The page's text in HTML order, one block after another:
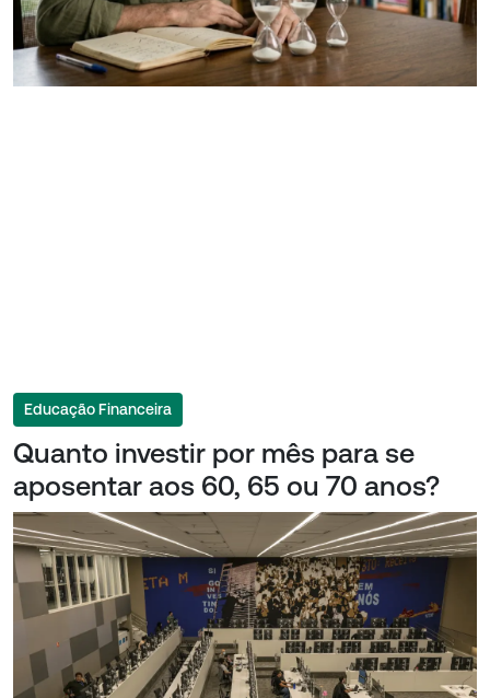
Educação Financeira
Quanto investir por mês para se
aposentar aos 60, 65 ou 70 anos?